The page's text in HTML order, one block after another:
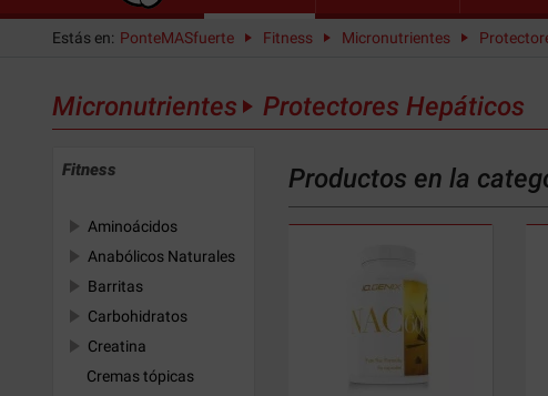
Estás en: PonteMASfuerte Fitness Micronutrientes
Micronutrientes Protectores Hepáticos
Fitness
Aminoácidos
Anabólicos Naturales
Barritas
Carbohidratos
Creatina
Cremas tópicas
Productos en la